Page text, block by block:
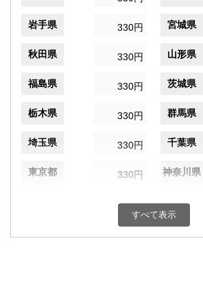
岩手県 330円 宮城県
秋田県 330円 山形県
福島県 330円 茨城県
栃木県 330円 群馬県
埼玉県 330円 千葉県
東京都 330円 神奈川県
330円 富山県
すべて表示